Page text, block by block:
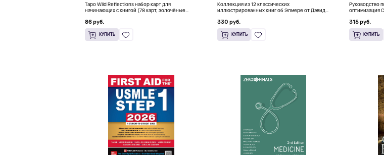
Таро Wild Reflections набор карт для
начинающих с книгой (78 карт, золочёные
86 руб.
КУПИТЬ
Коллекция из 12 классических
иллюстрированных книг об Элмере от Дэвида
330 руб.
КУПИТЬ
Руководство
оптимизация
315 руб.
КУПИТЬ